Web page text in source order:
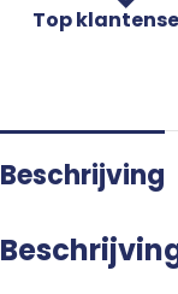
Top
Beschrijving